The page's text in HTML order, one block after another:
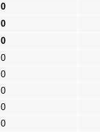
0
0
0
0
0
0
0
0